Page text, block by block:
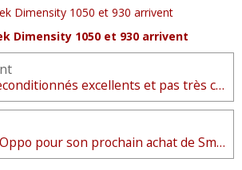
Dimensity 1050 et 930 arrivent
Des iPhone 12 reconditionnés excellents et pas très chers
Pourquoi choisir Oppo pour son prochain achat de Smartphone ?